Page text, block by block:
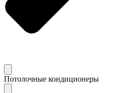
Потолочные кондиционеры